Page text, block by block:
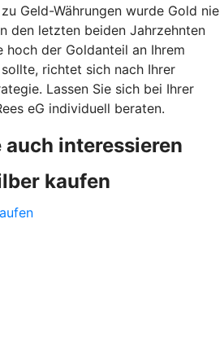
Geld-Währungen wurde Gold nie
den letzten beiden Jahrzehnten
hoch der Goldanteil an Ihrem
richtet sich nach Ihrer
Lassen Sie sich bei Ihrer
eG individuell beraten.
auch interessieren
kaufen